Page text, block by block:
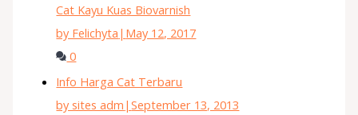
Cat Kayu Kuas Biovarnish
by Felichyta | May 12, 2017
0
Info Harga Cat Terbaru
by sites adm |September 13, 2013